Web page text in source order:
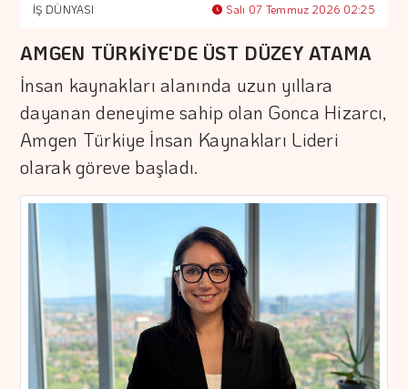
İŞ DÜNYASI Salı 07 Temmuz 2026 02:25
AMGEN TÜRKİYE'DE ÜST DÜZEY ATAMA
İnsan kaynakları alanında uzun yıllara
dayanan deneyime sahip olan Gonca Hizarcı,
Amgen Türkiye İnsan Kaynakları Lideri
olarak göreve başladı.